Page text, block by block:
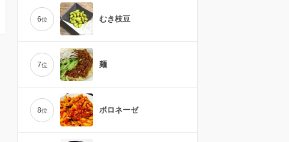
6位 むき枝豆
7位 麺
8位 ボロネーゼ